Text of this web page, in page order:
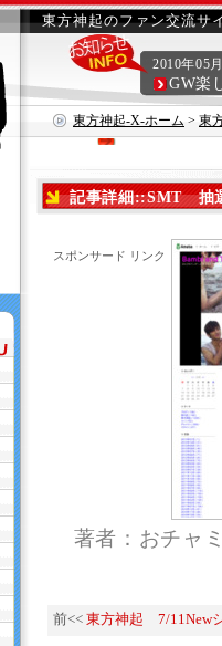
東方神起のファン交流サ
東方神起-X-ホーム > 東
2010年05
GW楽
記事詳細::SMT 抽
スポンサード リンク
著者：おチャ
前<< 東方神起 7/11New